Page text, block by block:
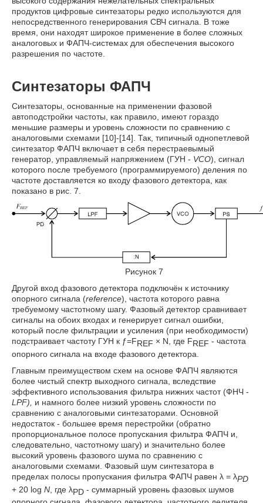
продуктов цифровые синтезаторы редко используются для
непосредственного генерирования СВЧ сигнала. В тоже
время, они находят широкое применение в более сложных
аналоговых и ФАПЧ-системах для обеспечения высокого
разрешения по частоте.
Синтезаторы ФАПЧ
Синтезаторы, основанные на применении фазовой
автоподстройки частоты, как правило, имеют гораздо
меньшие размеры и уровень сложности по сравнению с
аналоговыми схемами [10]-[14]. Так, типичный однопетлевой
синтезатор ФАПЧ включает в себя перестраевымый
генератор, управляемый напряжением (ГУН - VCO), сигнал
которого после требуемого (программируемого) деления по
частоте доставляется ко входу фазового детектора, как
показано в рис. 7.
Рисунок 7
Другой вход фазового детектора подключён к источнику
опорного сигнала (reference), частота которого равна
требуемому частотному шагу. Фазовый детектор сравнивает
сигналы на обоих входах и генерирует сигнал ошибки,
который после фильтрации и усиления (при необходимости)
подстраивает частоту ГУН к ƒ=FREF × N, где FREF - частота
опорного сигнала на входе фазового детектора.
Главным преимуществом схем на основе ФАПЧ являются
более чистый спектр выходного сигнала, вследствие
эффективного использования фильтра нижних частот (ФНЧ -
LPF), и намного более низкий уровень сложности по
сравнению с аналоговыми синтезаторами. Основной
недостаток - большее время перестройки (обратно
пропорциональное полосе пропускания фильтра ФАПЧ и,
следовательно, частотному шагу) и значительно более
высокий уровень фазового шума по сравнению с
аналоговыми схемами. Фазовый шум синтезатора в
пределах полосы пропускания фильтра ФАПЧ равен λ = λPD
+ 20 log N , где λPD - суммарный уровень фазовых шумов